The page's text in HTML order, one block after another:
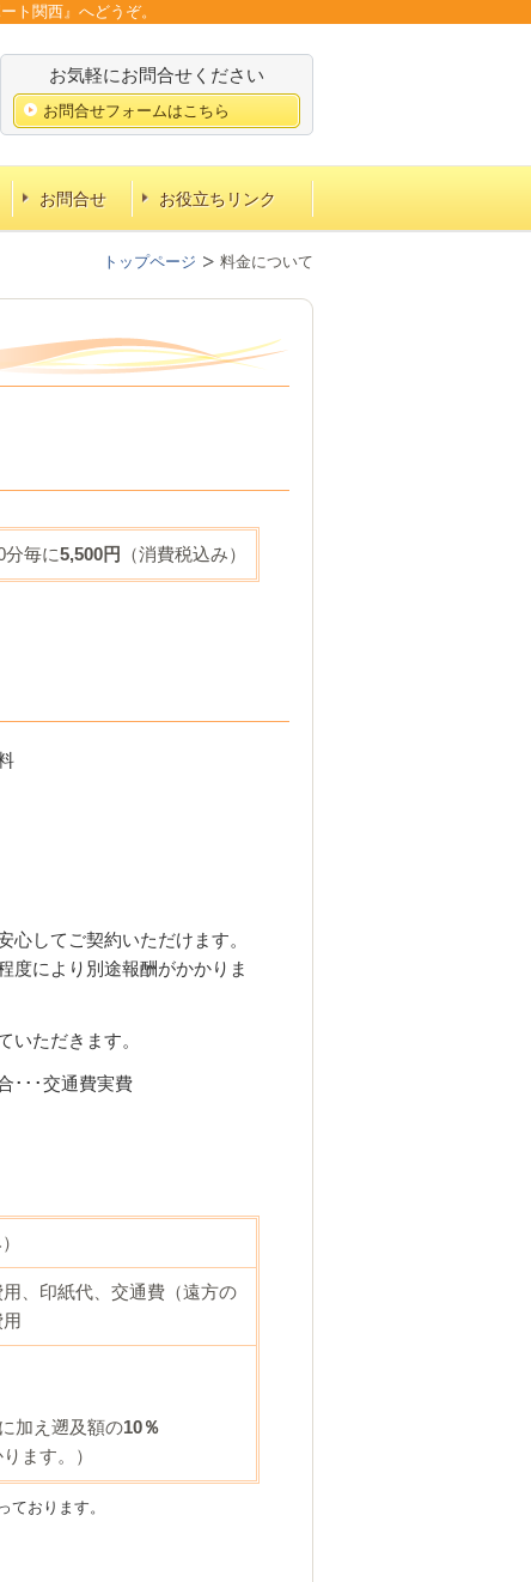
ト関西』へどうぞ。
お気軽にお問合せください
お問合せフォームはこちら
お問合せ お役立ちリンク
トップページ 料金について
分毎に5,500円 （消費税込み）
心してご契約いただけます。
度により別途報酬がかかりま
ただきます。
･･･交通費実費
、印紙代、交通費（遠方の
加え遡及額の10％
ます。）
ております。